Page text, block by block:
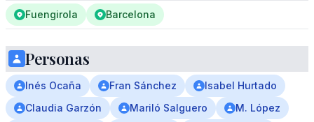
Fuengirola Barcelona
Personas
Inés Ocaña Fran Sánchez
Isabel Hurtado
Claudia Garzón
Mariló Salguero
M. López